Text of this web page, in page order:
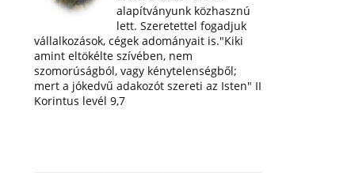
alapítványunk közhasznú
lett. Szeretettel fogadjuk
vállalkozások, cégek adományait is."Kiki
amint eltökélte szívében, nem
szomorúságból, vagy kénytelenségből;
mert a jókedvű adakozót szereti az Isten" II
Korintus levél 9,7